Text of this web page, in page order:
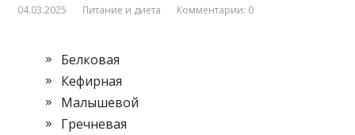
04.03.2025 Питание и диета Комментарии: 0
Белковая
Кефирная
Малышевой
Гречневая